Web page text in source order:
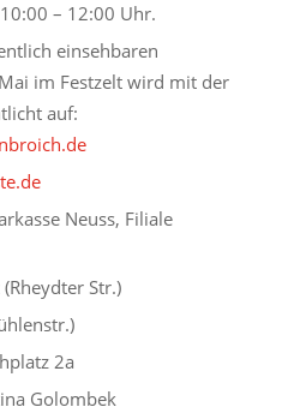
– 12:00 Uhr.
einsehbaren
im Festzelt wird mit der
auf:
Neuss, Filiale
Str.)
2a
Golombek